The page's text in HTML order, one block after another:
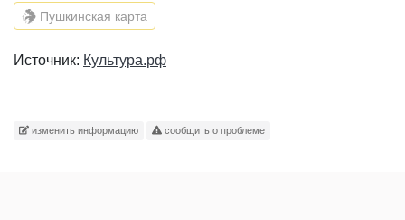
Пушкинская карта
Источник: Культура.рф
изменить информацию сообщить о проблеме